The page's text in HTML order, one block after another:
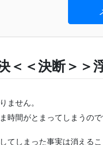
＜＜決断＞＞
ません。
時間がとまってしまうので
てしまった事実は消える